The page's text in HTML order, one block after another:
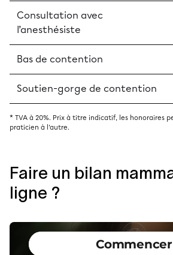
Consultation avec
l’anesthésiste
Bas de contention
Soutien-gorge de contention
* TVA à 20%. Prix à titre indicatif, les honoraires
praticien à l'autre.
Faire un bilan
ligne ?